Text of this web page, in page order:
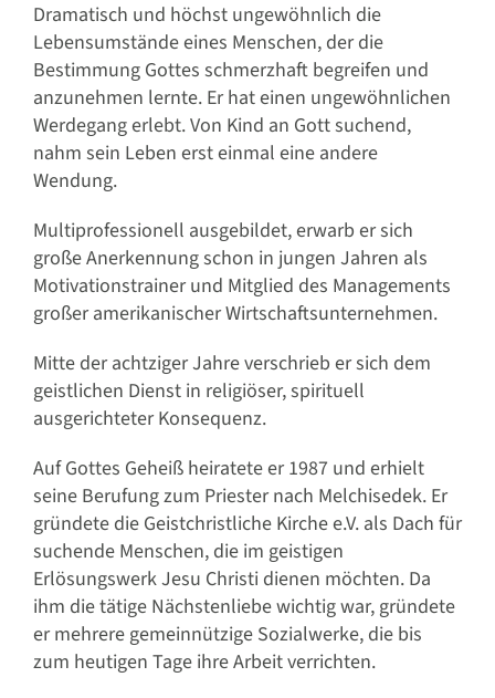
Dramatisch und höchst ungewöhnlich die
Lebensumstände eines Menschen, der die
Bestimmung Gottes schmerzhaft begreifen und
anzunehmen lernte. Er hat einen ungewöhnlichen
Werdegang erlebt. Von Kind an Gott suchend,
nahm sein Leben erst einmal eine andere
Wendung.
Multiprofessionell ausgebildet, erwarb er sich
große Anerkennung schon in jungen Jahren als
Motivationstrainer und Mitglied des Managements
großer amerikanischer Wirtschaftsunternehmen.
Mitte der achtziger Jahre verschrieb er sich dem
geistlichen Dienst in religiöser, spirituell
ausgerichteter Konsequenz.
Auf Gottes Geheiß heiratete er 1987 und erhielt
seine Berufung zum Priester nach Melchisedek. Er
gründete die Geistchristliche Kirche e.V. als Dach für
suchende Menschen, die im geistigen
Erlösungswerk Jesu Christi dienen möchten. Da
ihm die tätige Nächstenliebe wichtig war, gründete
er mehrere gemeinnützige Sozialwerke, die bis
zum heutigen Tage ihre Arbeit verrichten.